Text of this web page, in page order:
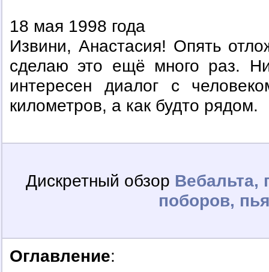
18 мая 1998 года
Извини, Анастасия! Опять
сделаю это ещё много раз.
интересен диалог с
километров, а как будто рядом.
Дискретный обзор Вебальта,
поборов,
Оглавление: